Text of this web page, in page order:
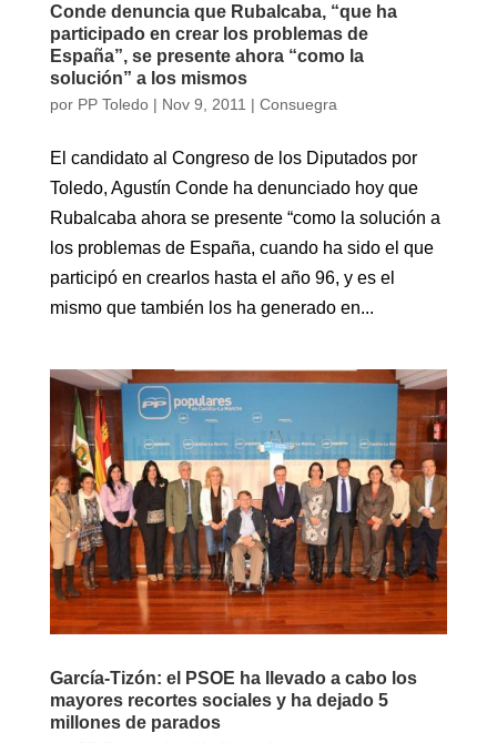
Conde denuncia que Rubalcaba, “que ha
participado en crear los problemas de
España”, se presente ahora “como la
solución” a los mismos
por PP Toledo| Nov 9, 2011 | Consuegra
El candidato al Congreso de los Diputados por
Toledo, Agustín Conde ha denunciado hoy que
Rubalcaba ahora se presente “como la solución a
los problemas de España, cuando ha sido el que
participó en crearlos hasta el año 96, y es el
mismo que también los ha generado en...
García-Tizón: el PSOE ha llevado a cabo los
mayores recortes sociales y ha dejado 5
millones de parados